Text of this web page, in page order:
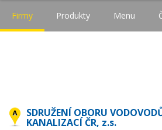
Firmy Produkty Menu
SDRUŽENÍ OBORU
KANALIZACÍ ČR, z.s.